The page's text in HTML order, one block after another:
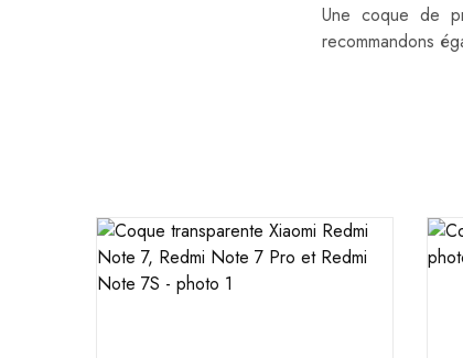
Une coque de
recommandons